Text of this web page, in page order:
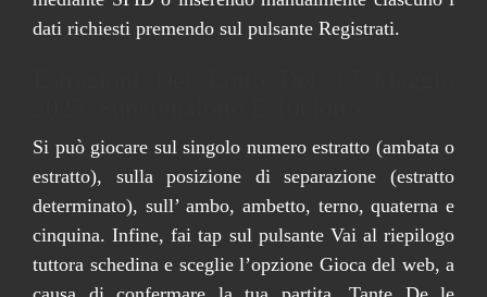
dati richiesti premendo sul pulsante Registrati.
Si può giocare sul singolo numero estratto (ambata o
estratto), sulla posizione di separazione (estratto
determinato), sull’ ambo, ambetto, terno, quaterna e
cinquina. Infine, fai tap sul pulsante Vai al riepilogo
tuttora schedina e sceglie l’opzione Gioca del web, a